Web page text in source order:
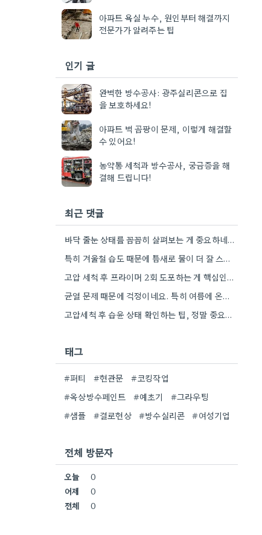
아파트 욕실 누수, 원인부터 해결까지
전문가가 알려주는 팁
인기 글
완벽한 방수공사: 광주실리콘으로 집
을 보호하세요!
아파트 벽 곰팡이 문제, 이렇게 해결할
수 있어요!
농약통 세척과 방수공사, 궁금증을 해
결해 드립니다!
최근 댓글
바닥 줄눈 상태를 꼼꼼히 살펴보는 게 중요하네요. 오래된 아파트라면 줄눈부터 망가지기 쉬울 것 같아요.
특히 겨울철 습도 때문에 틈새로 물이 더 잘 스며드는 것 같아요. 오래된 건물일수록 이런 부분에…
고압 세척 후 프라이머 2회 도포하는 게 핵심인 것 같아요. 벽의 상태에 따라 흡수율이 달라지니까,…
균열 문제 때문에 걱정이네요. 특히 여름에 온도 변화가 심하면 더 흔할 텐데, 시공 전에 충분한…
고압세척 후 습윤 상태 확인하는 팁, 정말 중요하네요. 콘크리트 양생 기간도 꼼꼼히 확인해야 하는 것…
태그
#퍼티 #현관문
#코킹작업
#옥상방수페인트
#예초기
#그라우팅
#샘플
#결로현상 #방수실리콘 #여성기업
전체 방문자
오늘
0
어제
0
전체
0